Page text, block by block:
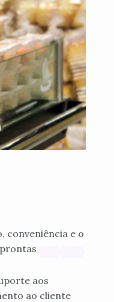
conveniência e o
aos
ao cliente